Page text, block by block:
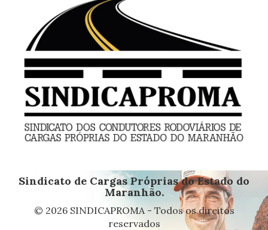
Sindicato de Cargas Próprias do Estado do
Maranhão.
© 2026 SINDICAPROMA - Todos os direitos
reservados